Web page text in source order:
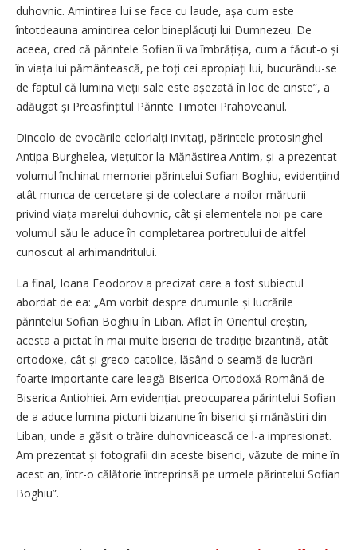
duhovnic. Amintirea lui se face cu laude, așa cum este
întotdeauna amintirea celor bineplăcuți lui Dumnezeu. De
aceea, cred că părintele Sofian îi va îmbrățișa, cum a făcut-o și
în viața lui pământească, pe toți cei apropiați lui, bucurându-se
de faptul că lumina vieții sale este așezată în loc de cinste”, a
adăugat și Preasfințitul Părinte Timotei Prahoveanul.
Dincolo de evocările celorlalți invitați, părintele protosinghel
Antipa Burghelea, viețuitor la Mănăstirea Antim, și-a prezentat
volumul închinat memoriei părintelui Sofian Boghiu, evidențiind
atât munca de cercetare și de colectare a noilor mărturii
privind viața marelui duhovnic, cât și elementele noi pe care
volumul său le aduce în completarea portretului de altfel
cunoscut al arhimandritului.
La final, Ioana Feodorov a precizat care a fost subiectul
abordat de ea: „Am vorbit despre drumurile și lucrările
părintelui Sofian Boghiu în Liban. Aflat în Orientul creștin,
acesta a pictat în mai multe biserici de tradiție bizantină, atât
ortodoxe, cât și greco-catolice, lăsând o seamă de lucrări
foarte importante care leagă Biserica Ortodoxă Română de
Biserica Antiohiei. Am evidențiat preocuparea părintelui Sofian
de a aduce lumina picturii bizantine în biserici și mănăstiri din
Liban, unde a găsit o trăire duhovnicească ce l-a impresionat.
Am prezentat și fotografii din aceste biserici, văzute de mine în
acest an, într-o călătorie întreprinsă pe urmele părintelui Sofian
Boghiu”.